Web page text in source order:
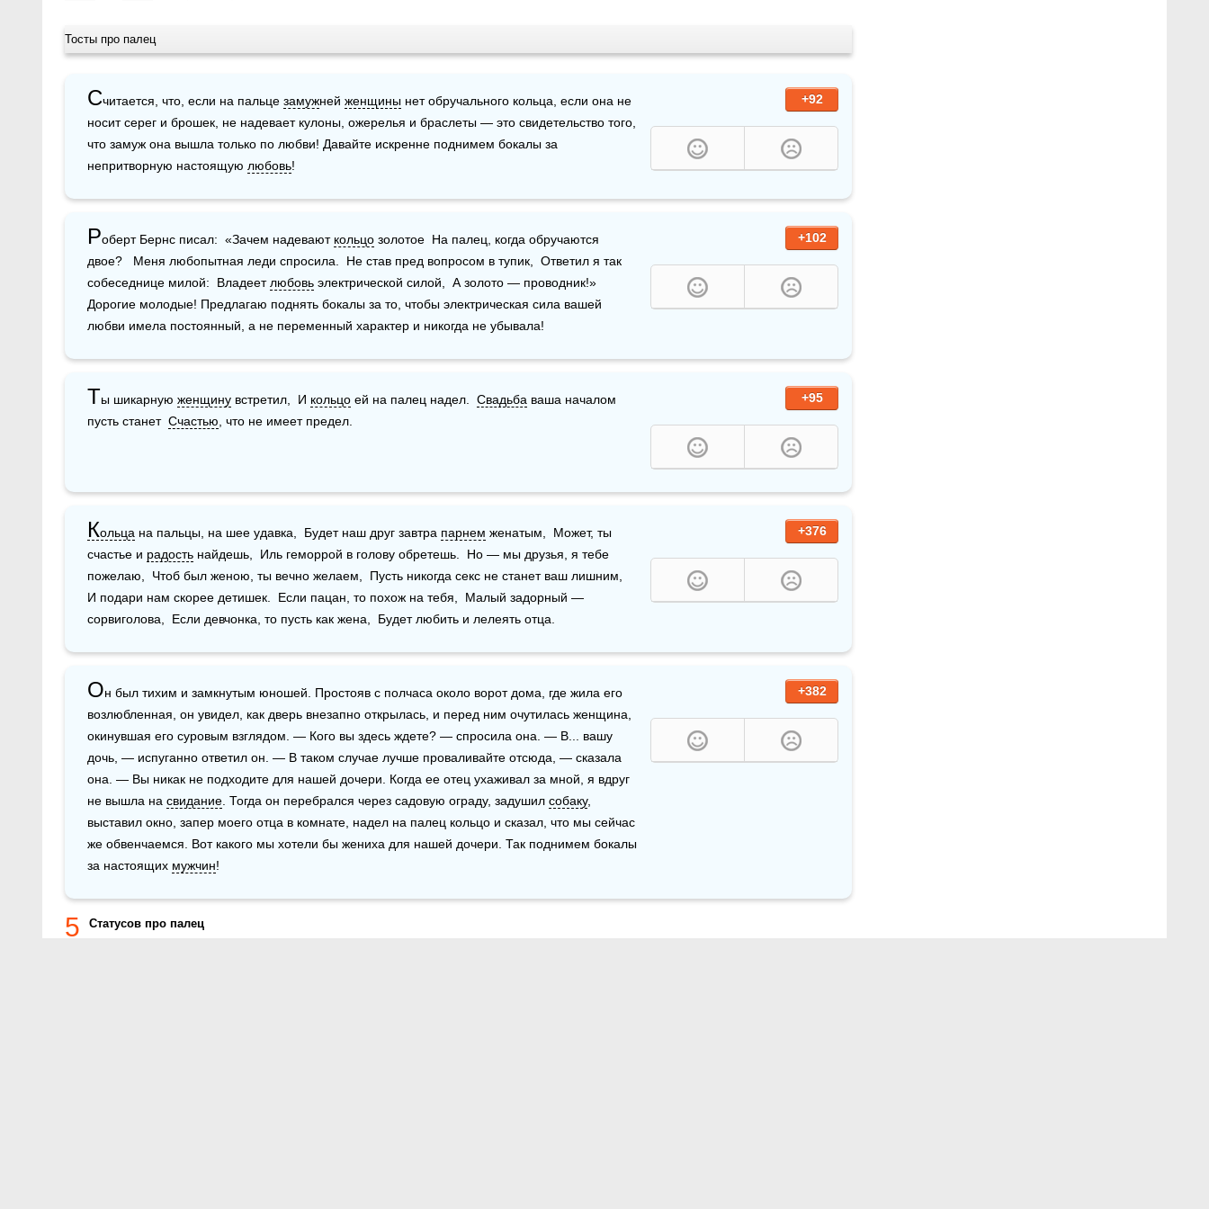
Тосты про палец
+92
Считается, что, если на пальце замужней женщины нет обручального кольца, если она не
носит серег и брошек, не надевает кулоны, ожерелья и браслеты — это свидетельство того,
что замуж она вышла только по любви! Давайте искренне поднимем бокалы за
непритворную настоящую любовь!
+102
Роберт Бернс писал:  «Зачем надевают кольцо золотое  На палец, когда обручаются
двое?   Меня любопытная леди спросила.  Не став пред вопросом в тупик,  Ответил я так
собеседнице милой:  Владеет любовь электрической силой,  А золото — проводник!»
Дорогие молодые! Предлагаю поднять бокалы за то, чтобы электрическая сила вашей
любви имела постоянный, а не переменный характер и никогда не убывала!
+95
Ты шикарную женщину встретил,  И кольцо ей на палец надел. Свадьба ваша началом
пусть станет Счастью , что не имеет предел.
+376
Кольца на пальцы, на шее удавка,  Будет наш друг завтра парнем женатым,  Может, ты
счастье и радость найдешь,  Иль геморрой в голову обретешь.  Но — мы друзья, я тебе
пожелаю,  Чтоб был женою, ты вечно желаем,  Пусть никогда секс не станет ваш лишним,
И подари нам скорее детишек.  Если пацан, то похож на тебя,  Малый задорный —
сорвиголова,  Если девчонка, то пусть как жена,  Будет любить и лелеять отца.
+382
Он был тихим и замкнутым юношей. Простояв с полчаса около ворот дома, где жила его
возлюбленная, он увидел, как дверь внезапно открылась, и перед ним очутилась женщина,
окинувшая его суровым взглядом. — Кого вы здесь ждете? — спросила она. — В... вашу
дочь, — испуганно ответил он. — В таком случае лучше проваливайте отсюда, — сказала
она. — Вы никак не подходите для нашей дочери. Когда ее отец ухаживал за мной, я вдруг
не вышла на свидание . Тогда он перебрался через садовую ограду, задушил собаку,
выставил окно, запер моего отца в комнате, надел на палец кольцо и сказал, что мы сейчас
же обвенчаемся. Вот какого мы хотели бы жениха для нашей дочери. Так поднимем бокалы
за настоящих мужчин!
5 Статусов про палец